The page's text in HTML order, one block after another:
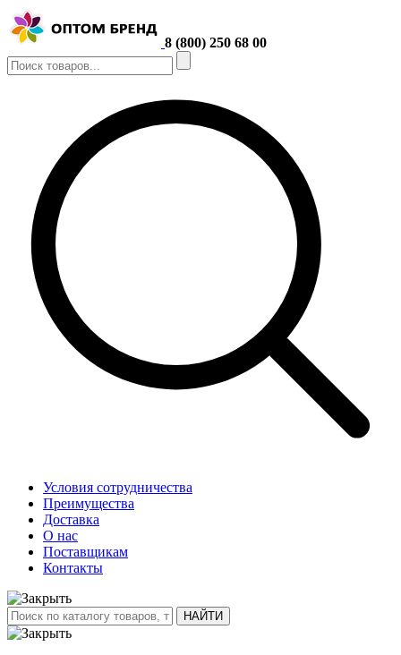
8 (800) 250 68 00
Условия сотрудничества
Преимущества
Доставка
О нас
Поставщикам
Контакты